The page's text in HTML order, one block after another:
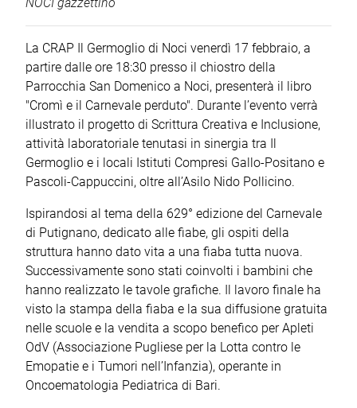
La CRAP Il Germoglio di Noci venerdì 17 febbraio, a
partire dalle ore 18:30 presso il chiostro della
Parrocchia San Domenico a Noci, presenterà il libro
"Cromì e il Carnevale perduto". Durante l’evento verrà
illustrato il progetto di Scrittura Creativa e Inclusione,
attività laboratoriale tenutasi in sinergia tra Il
Germoglio e i locali Istituti Compresi Gallo-Positano e
Pascoli-Cappuccini, oltre all’Asilo Nido Pollicino.
Ispirandosi al tema della 629° edizione del Carnevale
di Putignano, dedicato alle fiabe, gli ospiti della
struttura hanno dato vita a una fiaba tutta nuova.
Successivamente sono stati coinvolti i bambini che
hanno realizzato le tavole grafiche. Il lavoro finale ha
visto la stampa della fiaba e la sua diffusione gratuita
nelle scuole e la vendita a scopo benefico per Apleti
OdV (Associazione Pugliese per la Lotta contro le
Emopatie e i Tumori nell’Infanzia), operante in
Oncoematologia Pediatrica di Bari.